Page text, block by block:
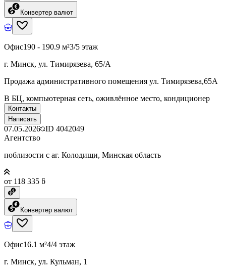
Конвертер валют
Офис190 - 190.9 м²3/5 этаж
г. Минск, ул. Тимирязева, 65/А
Продажа административного помещения ул. Тимирязева,65А
В БЦ, компьютерная сеть, оживлённое место, кондиционер
Контакты
Написать
07.05.2026 ID 4042049
Агентство
поблизости с аг. Колодищи, Минская область
от 118 335 ƃ
Конвертер валют
Офис16.1 м²4/4 этаж
г. Минск, ул. Кульман, 1